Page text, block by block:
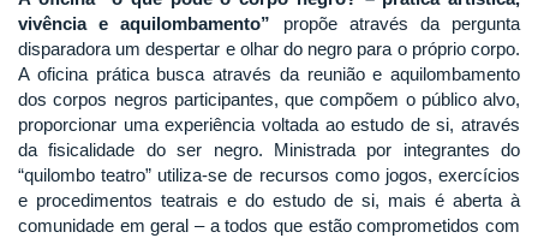
vivência e aquilombamento” propõe através da pergunta
disparadora um despertar e olhar do negro para o próprio corpo.
A oficina prática busca através da reunião e aquilombamento
dos corpos negros participantes, que compõem o público alvo,
proporcionar uma experiência voltada ao estudo de si, através
da fisicalidade do ser negro. Ministrada por integrantes do
“quilombo teatro” utiliza-se de recursos como jogos, exercícios
e procedimentos teatrais e do estudo de si, mais é aberta à
comunidade em geral – a todos que estão comprometidos com